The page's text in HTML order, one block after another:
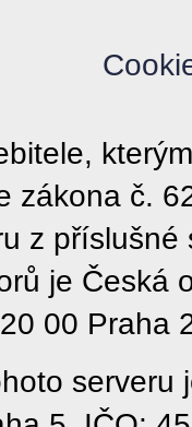
zákona č.
z
je Česká
00 Praha